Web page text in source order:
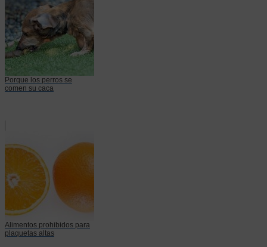
Porque los perros se
comen su caca
Alimentos prohibidos para
plaquetas altas